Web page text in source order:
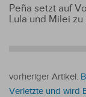
Peña setzt auf
Lula und Milei
vorheriger Artikel:
Verletzte und wird